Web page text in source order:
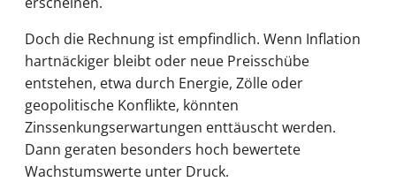
Doch die Rechnung ist empfindlich. Wenn Inflation
hartnäckiger bleibt oder neue Preisschübe
entstehen, etwa durch Energie, Zölle oder
geopolitische Konflikte, könnten
Zinssenkungserwartungen enttäuscht werden.
Dann geraten besonders hoch bewertete
Wachstumswerte unter Druck.